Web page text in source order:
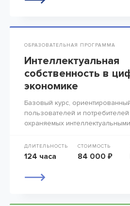
ОБРАЗОВАТЕЛЬНАЯ ПРОГРАММА
Интеллектуальная
собственность в
экономике
Базовый курс,
пользователей и
охраняемых
ДЛИТЕЛЬНОСТЬ
124 часа
СТОИМОСТЬ
84 000 ₽